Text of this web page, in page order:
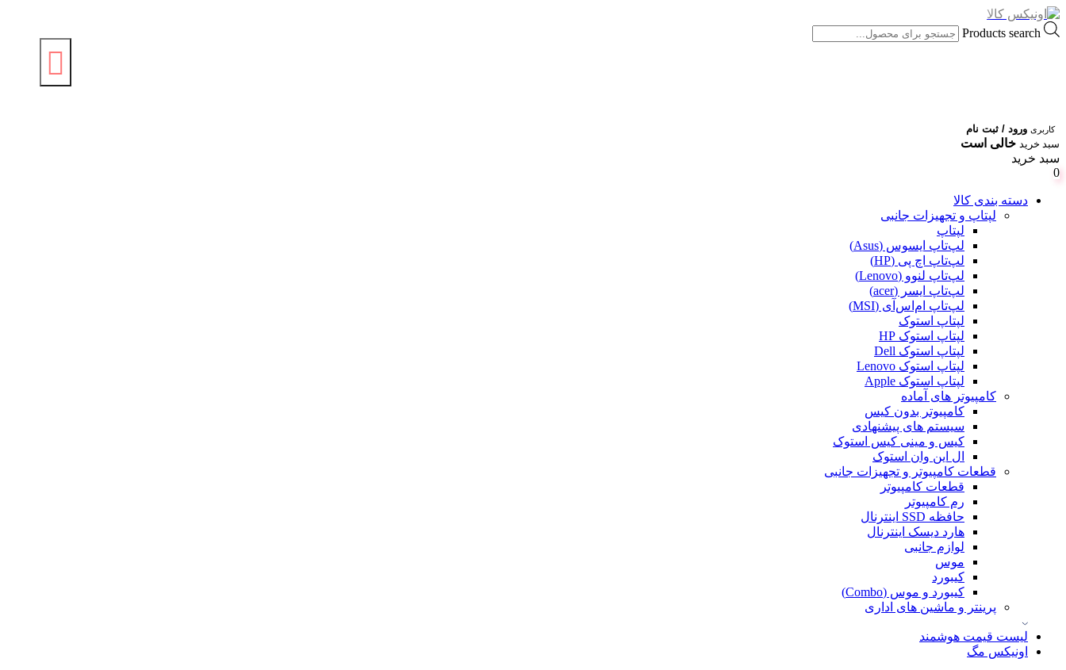
Products search
کاربری ورود / ثبت نام
سبد خرید خالی است
سبد خرید
0
دسته بندی کالا
لپتاپ و تجهیزات جانبی
لپتاپ
لپ‌تاپ ایسوس (Asus)
لپ‌تاپ اچ پی (HP)
لپ‌تاپ لنوو (Lenovo)
لپ‌تاپ ایسر (acer)
لپ‌تاپ ام‌اس‌آی (MSI)
لپتاپ استوک
لپتاپ استوک HP
لپتاپ استوک Dell
لپتاپ استوک Lenovo
لپتاپ استوک Apple
کامپیوتر های آماده
کامپیوتر بدون کیس
سیستم های پیشنهادی
کیس و مینی کیس استوک
ال این وان استوک
قطعات کامپیوتر و تجهیزات جانبی
قطعات کامپیوتر
رم کامپیوتر
حافظه SSD اینترنال
هارد دیسک اینترنال
لوازم جانبی
موس
کیبورد
کیبورد و موس (Combo)
پرینتر و ماشین های اداری
لیست قیمت هوشمند
اونیکس مگ